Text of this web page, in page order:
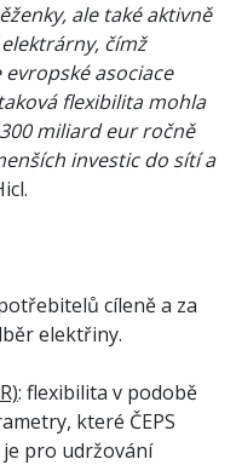
ale také aktivně
čímž
asociace
flexibilita mohla
miliard eur ročně
investic do sítí a
cíleně a za
elektřiny.
: flexibilita v podobě
které ČEPS
je pro udržování